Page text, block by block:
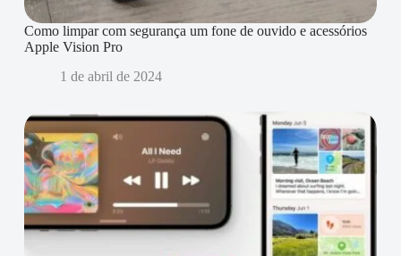
Como limpar com segurança um fone de ouvido e acessórios
Apple Vision Pro
1 de abril de 2024